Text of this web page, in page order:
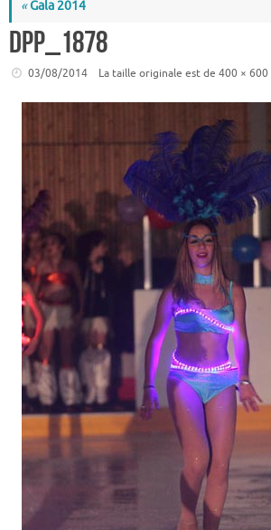
«Gala 2014
DPP_1878
03/08/2014 La taille originale est de 400 × 600